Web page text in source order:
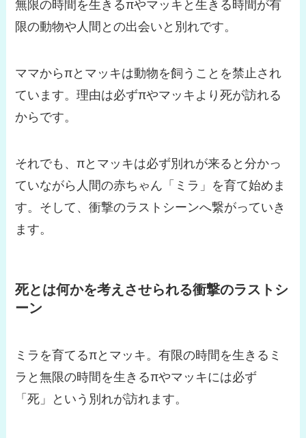
無限の時間を生きるπやマッキと生きる時間が有
限の動物や人間との出会いと別れです。
ママからπとマッキは動物を飼うことを禁止され
ています。理由は必ずπやマッキより死が訪れる
からです。
それでも、πとマッキは必ず別れが来ると分かっ
ていながら人間の赤ちゃん「ミラ」を育て始めま
す。そして、衝撃のラストシーンへ繋がっていき
ます。
死とは何かを考えさせられる衝撃のラストシ
ーン
ミラを育てるπとマッキ。有限の時間を生きるミ
ラと無限の時間を生きるπやマッキには必ず
「死」という別れが訪れます。